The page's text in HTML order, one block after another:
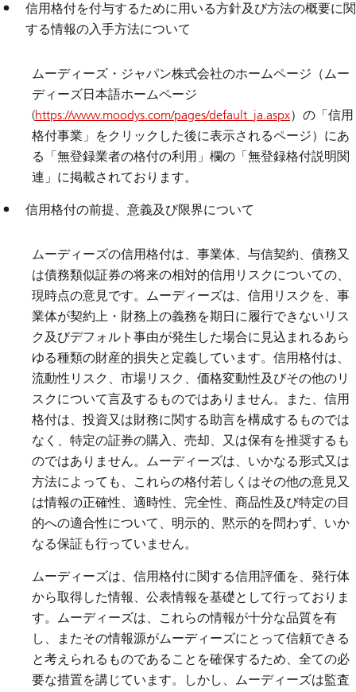
信用格付を付与するために用いる方針及び方法の概要に関
する情報の入手方法について
ムーディーズ・ジャパン株式会社のホームページ（ムー
ディーズ日本語ホームページ
(https://www.moodys.com/pages/default_ja.aspx）の「信用
格付事業」をクリックした後に表示されるページ）にあ
る「無登録業者の格付の利用」欄の「無登録格付説明関
連」に掲載されております。
信用格付の前提、意義及び限界について
ムーディーズの信用格付は、事業体、与信契約、債務又
は債務類似証券の将来の相対的信用リスクについての、
現時点の意見です。ムーディーズは、信用リスクを、事
業体が契約上・財務上の義務を期日に履行できないリス
ク及びデフォルト事由が発生した場合に見込まれるあら
ゆる種類の財産的損失と定義しています。信用格付は、
流動性リスク、市場リスク、価格変動性及びその他のリ
スクについて言及するものではありません。また、信用
格付は、投資又は財務に関する助言を構成するものでは
なく、特定の証券の購入、売却、又は保有を推奨するも
のではありません。ムーディーズは、いかなる形式又は
方法によっても、これらの格付若しくはその他の意見又
は情報の正確性、適時性、完全性、商品性及び特定の目
的への適合性について、明示的、黙示的を問わず、いか
なる保証も行っていません。
ムーディーズは、信用格付に関する信用評価を、発行体
から取得した情報、公表情報を基礎として行っておりま
す。ムーディーズは、これらの情報が十分な品質を有
し、またその情報源がムーディーズにとって信頼できる
と考えられるものであることを確保するため、全ての必
要な措置を講じています。しかし、ムーディーズは監査